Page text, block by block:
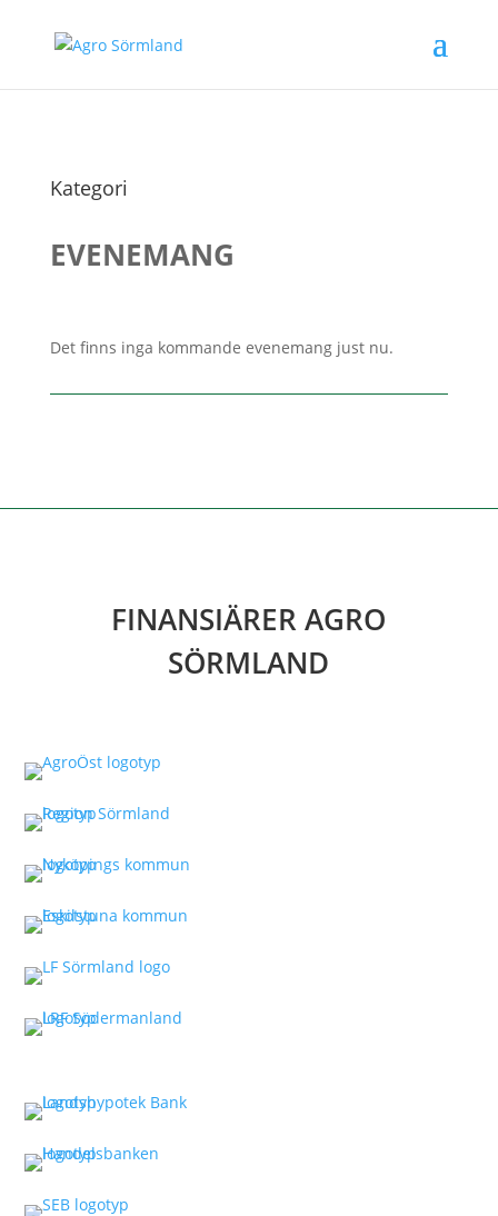
Kategori
EVENEMANG
Det finns inga kommande evenemang just nu.
FINANSIÄRER AGRO
SÖRMLAND